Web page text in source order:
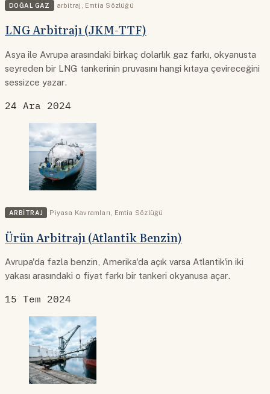
DOĞAL GAZ arbitraj Emtia Sözlüğü
LNG Arbitrajı (JKM-TTF)
Asya ile Avrupa arasındaki birkaç dolarlık gaz farkı, okyanusta
seyreden bir LNG tankerinin pruvasını hangi kıtaya çevireceğini
sessizce yazar.
24 Ara 2024
ARBITRAJ Piyasa Kavramları Emtia Sözlüğü
Ürün Arbitrajı (Atlantik Benzin)
Avrupa'da fazla benzin, Amerika'da açık varsa Atlantik'in iki
yakası arasındaki o fiyat farkı bir tankeri okyanusa açar.
15 Tem 2024